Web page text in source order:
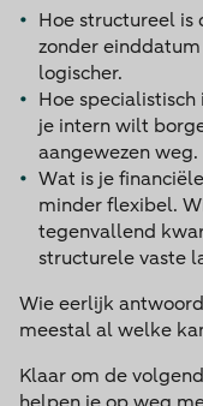
Hoe structureel is
zonder
logischer.
Hoe
je intern wilt
aangewezen weg.
Wat is je
minder flexibel.
tegenvallend
structurele vaste
Wie eerlijk
meestal al welke
Klaar om de